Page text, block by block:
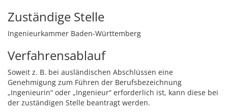
Zuständige Stelle
Ingenieurkammer Baden-Württemberg
Verfahrensablauf
Soweit z. B. bei ausländischen Abschlüssen eine
Genehmigung zum Führen der Berufsbezeichnung
„Ingenieurin“ oder „Ingenieur“ erforderlich ist, kann diese bei
der zuständigen Stelle beantragt werden.